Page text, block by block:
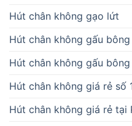
Hút chân không gạo lứt
Hút chân không gấu bông
Hút chân không gấu
Hút chân không giá rẻ số
Hút chân không giá rẻ tại